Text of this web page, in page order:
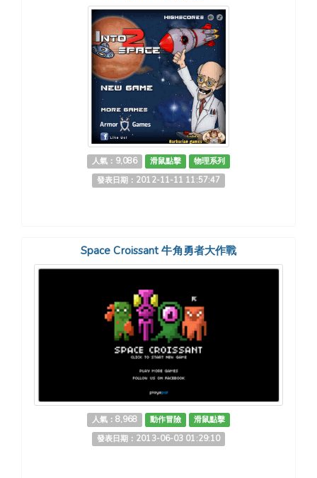
人氣：9,086 滑鼠點擊
物理系列
發表日期：2012-11-11 11:57:47
Space Croissant 牛角勇者大作戰
人氣：8,968 動作冒險
滑鼠點擊
發表日期：2013-06-03 01:29:10